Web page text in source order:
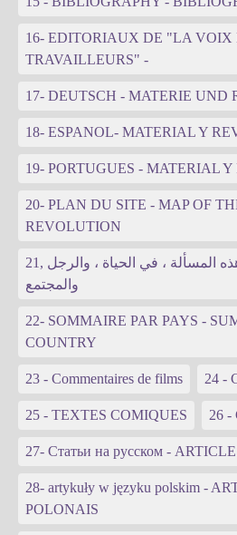
16- EDITORIAUX DE "LA VOIX
TRAVAILLEURS" -
17- DEUTSCH - MATERIE UND
18- ESPANOL- MATERIAL Y
19- PORTUGUES - MATERIAL
20- PLAN DU SITE - MAP OF
REVOLUTION
21, مواد والثورة : من هذه المسألة ، في الحياة ، والرجل
والمجتمع
22- SOMMAIRE PAR PAYS -
COUNTRY
23 - Commentaires de films 24 -
25 - TEXTES COMIQUES 26 -
27- Статьи на русском -
28- artykuły w języku polskim -
POLONAIS